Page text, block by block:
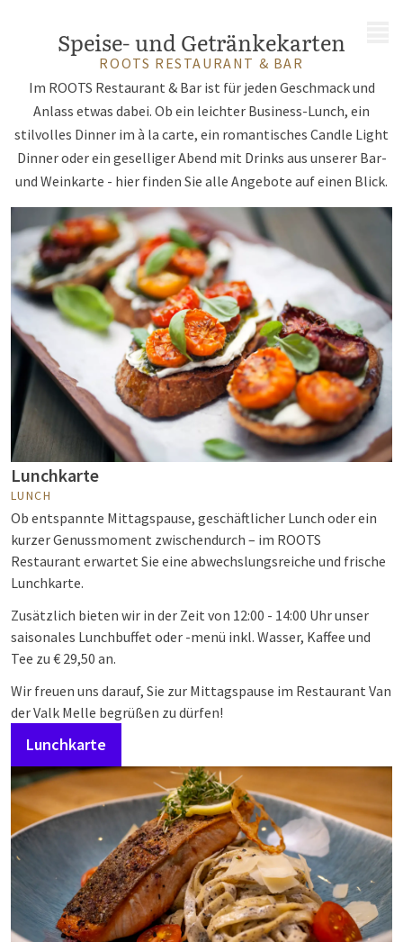
Speise- und Getränkekarten
ROOTS RESTAURANT & BAR
Im ROOTS Restaurant & Bar ist für jeden Geschmack und
Anlass etwas dabei. Ob ein leichter Business-Lunch, ein
stilvolles Dinner im à la carte, ein romantisches Candle Light
Dinner oder ein geselliger Abend mit Drinks aus unserer Bar-
und Weinkarte - hier finden Sie alle Angebote auf einen Blick.
Lunchkarte
LUNCH
Ob entspannte Mittagspause, geschäftlicher Lunch oder ein
kurzer Genussmoment zwischendurch – im ROOTS
Restaurant erwartet Sie eine abwechslungsreiche und frische
Lunchkarte.
Zusätzlich bieten wir in der Zeit von 12:00 - 14:00 Uhr unser
saisonales Lunchbuffet oder -menü inkl. Wasser, Kaffee und
Tee zu € 29,50 an.
Wir freuen uns darauf, Sie zur Mittagspause im Restaurant Van
der Valk Melle begrüßen zu dürfen!
Lunchkarte